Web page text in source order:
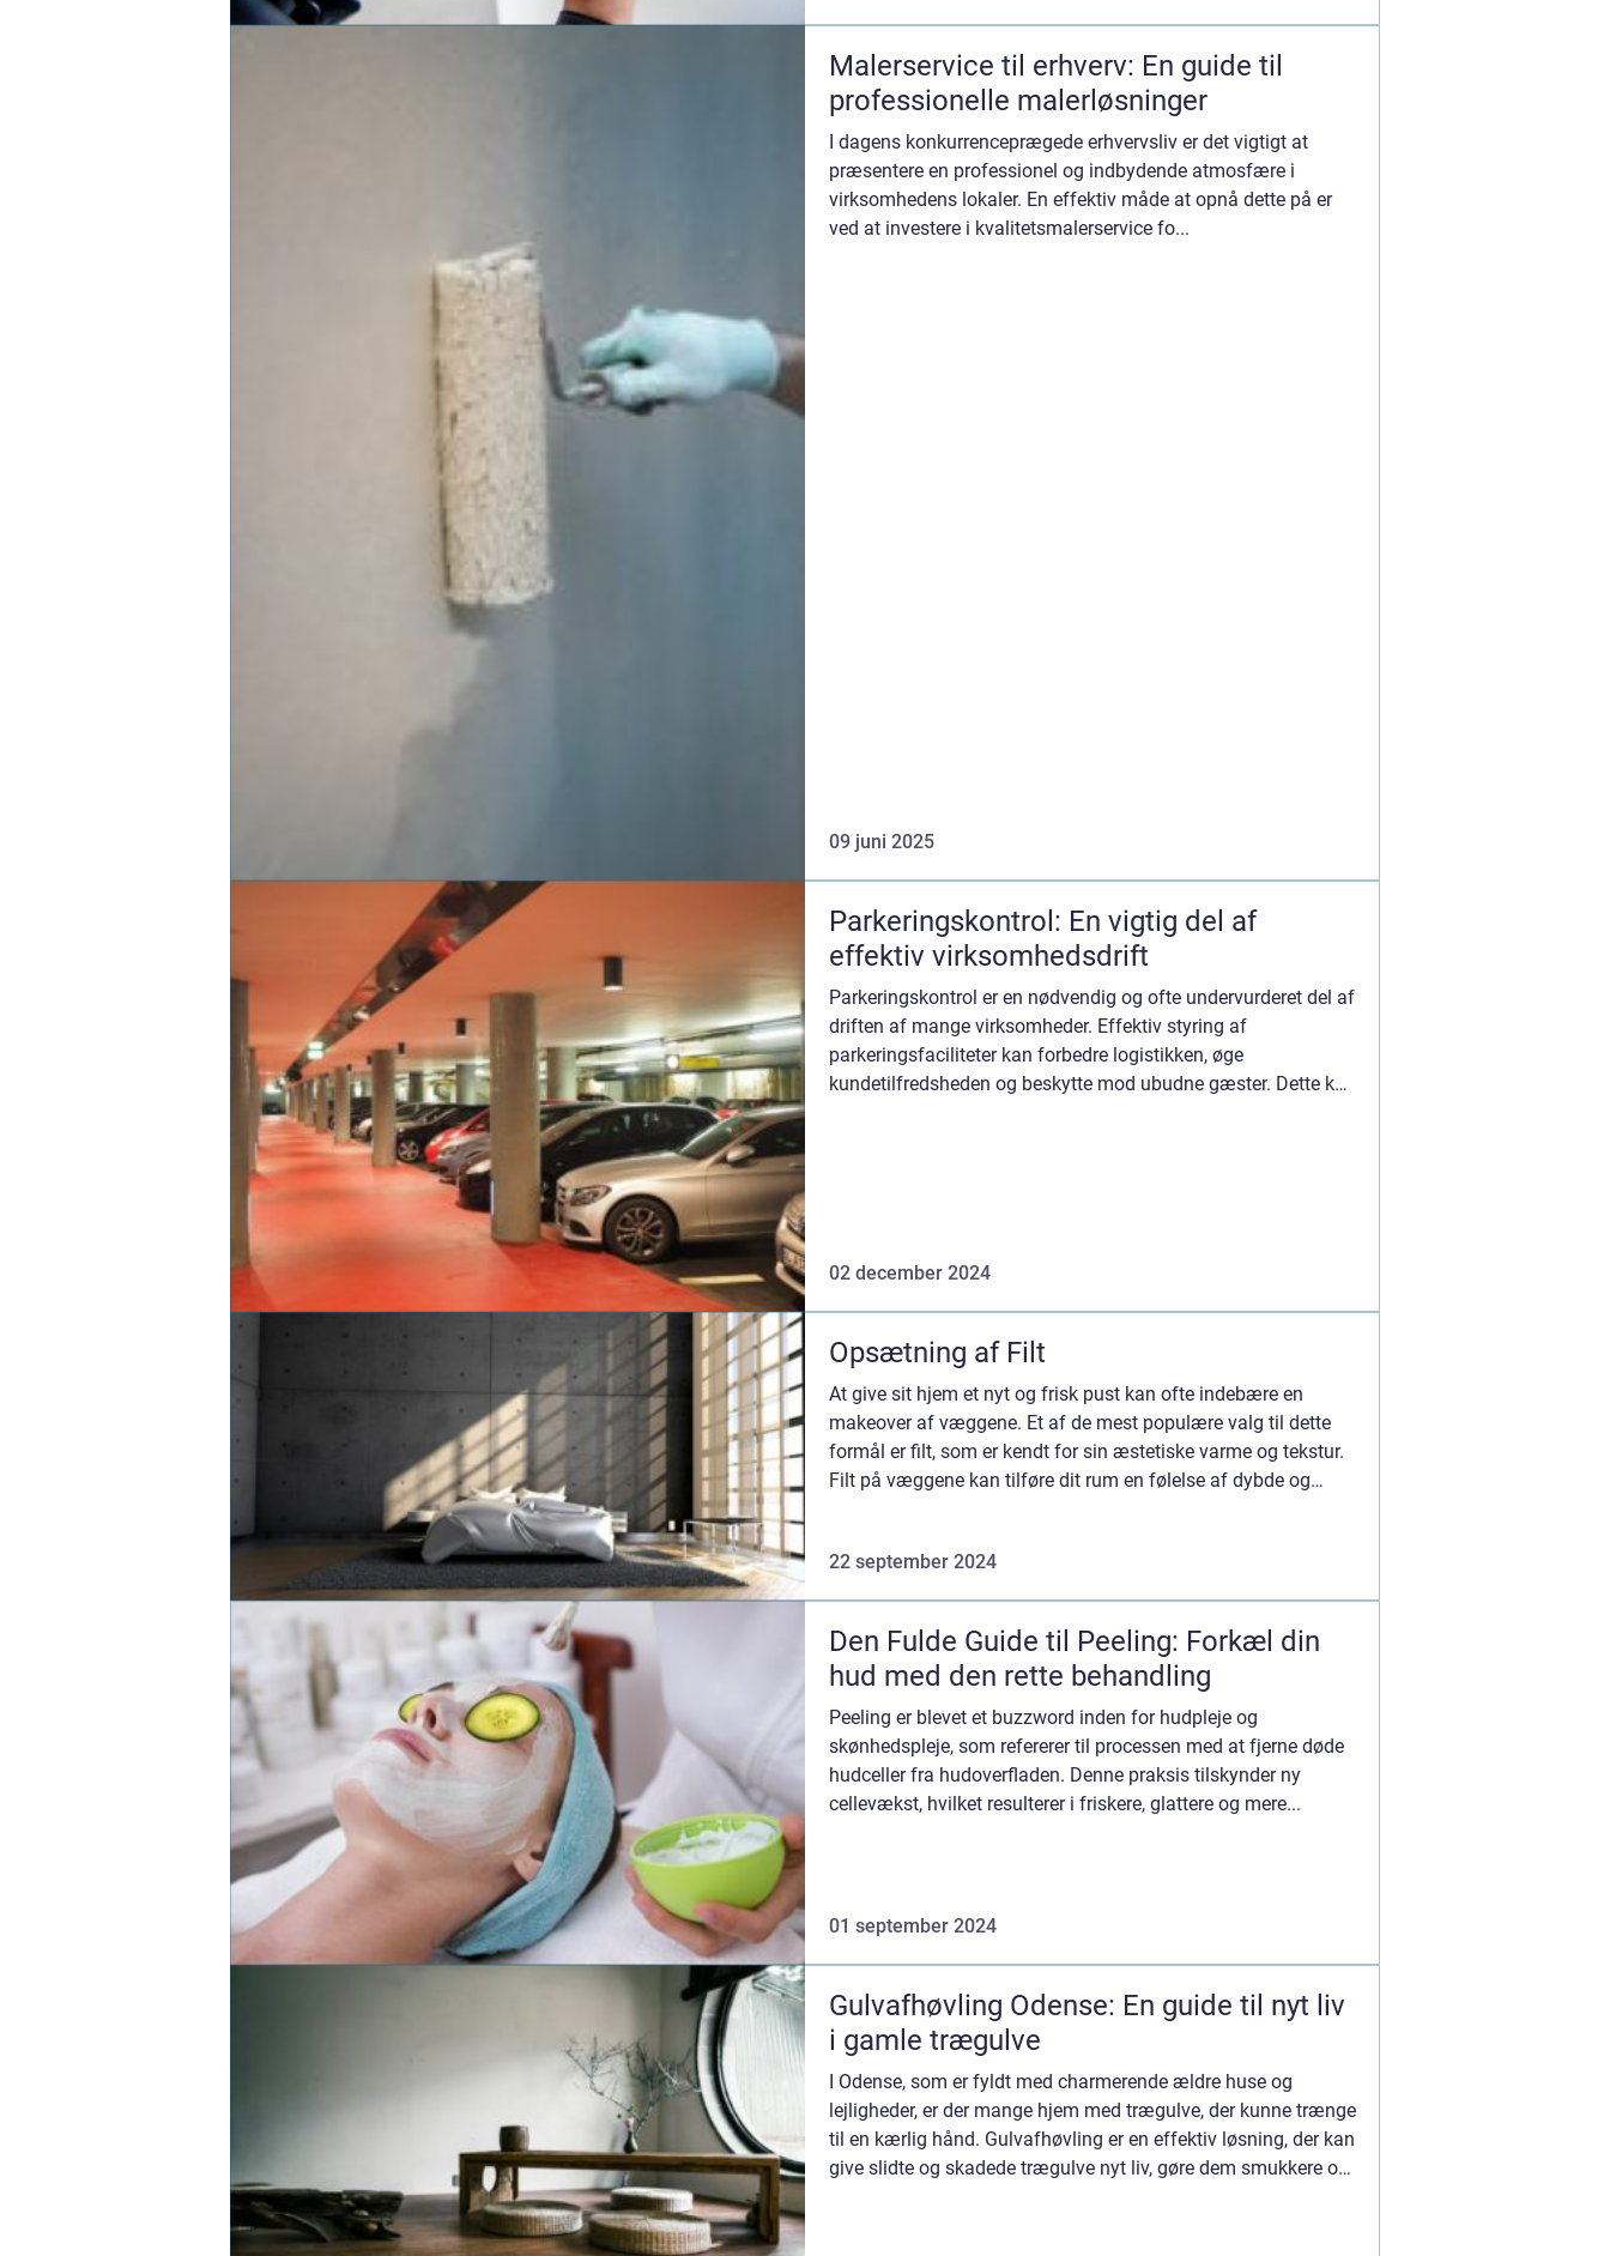
Malerservice til erhverv: En guide til
professionelle malerløsninger
I dagens konkurrenceprægede erhvervsliv er det vigtigt at
præsentere en professionel og indbydende atmosfære i
virksomhedens lokaler. En effektiv måde at opnå dette på er
ved at investere i kvalitetsmalerservice fo...
09 juni 2025
Parkeringskontrol: En vigtig del af
effektiv virksomhedsdrift
Parkeringskontrol er en nødvendig og ofte undervurderet del af
driften af mange virksomheder. Effektiv styring af
parkeringsfaciliteter kan forbedre logistikken, øge
kundetilfredsheden og beskytte mod ubudne gæster. Dette kan
02 december 2024
Opsætning af Filt
At give sit hjem et nyt og frisk pust kan ofte indebære en
makeover af væggene. Et af de mest populære valg til dette
formål er filt, som er kendt for sin æstetiske varme og tekstur.
Filt på væggene kan tilføre dit rum en følelse af dybde og
22 september 2024
Den Fulde Guide til Peeling: Forkæl din
hud med den rette behandling
Peeling er blevet et buzzword inden for hudpleje og
skønhedspleje, som refererer til processen med at fjerne døde
hudceller fra hudoverfladen. Denne praksis tilskynder ny
cellevækst, hvilket resulterer i friskere, glattere og mere...
01 september 2024
Gulvafhøvling Odense: En guide til nyt liv
i gamle trægulve
I Odense, som er fyldt med charmerende ældre huse og
lejligheder, er der mange hjem med trægulve, der kunne trænge
til en kærlig hånd. Gulvafhøvling er en effektiv løsning, der kan
give slidte og skadede trægulve nyt liv, gøre dem smukkere og